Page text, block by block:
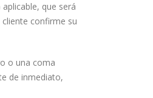
que será
confirme su
o una coma
de inmediato,